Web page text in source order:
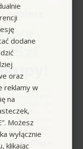
Pack
h )
[l]:
dodane
oraz
reklamy w
na
Możesz
wyłącznie
klikając
odbierz
konto i dokonaj
podziękowania
w
zamówienia
Kod nie łączy
newslettera